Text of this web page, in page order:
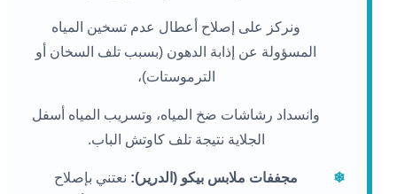
ونركز على إصلاح أعطال عدم تسخين المياه
المسؤولة عن إذابة الدهون (بسبب تلف السخان أو
الترموستات)،
وانسداد رشاشات ضخ المياه، وتسريب المياه أسفل
الجلاية نتيجة تلف كاوتش الباب.
❄ مجففات ملابس بيكو (الدرير): نعتني بإصلاح